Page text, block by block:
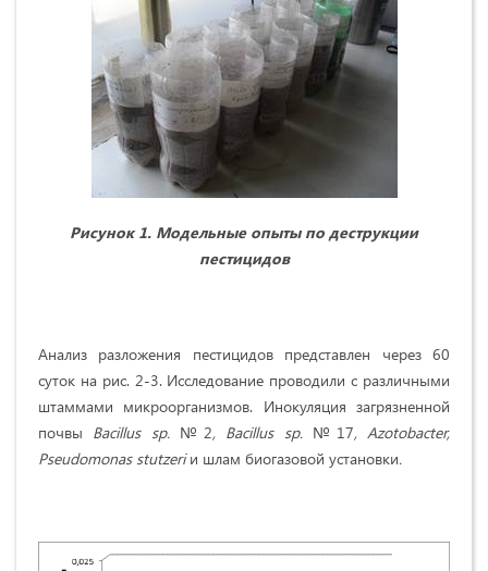
Рисунок 1. Модельные опыты по деструкции
пестицидов
Анализ разложения пестицидов представлен через 60
суток на рис. 2-3. Исследование проводили с различными
штаммами микроорганизмов. Инокуляция загрязненной
почвы Bacillus sp. №2, Bacillus sp. №17, Azotobacter,
Pseudomonas stutzeriи шлам биогазовой установки.